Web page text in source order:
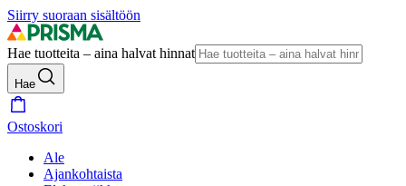
Siirry suoraan sisältöön
Hae tuotteita – aina halvat hinnat
Hae
Ostoskori
Ale
Ajankohtaista